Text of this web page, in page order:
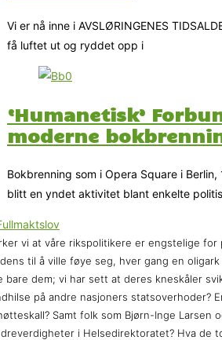
Vi er nå inne i AVSLØRINGENES
få luftet ut og ryddet opp i
‘Humanetisk’
moderne
Bokbrenning som i Opera Square i
blitt en yndet aktivitet blant enkelte
vi at våre rikspolitikere er engstelige for
til å ville føye seg, hver gang en
bare dem; vi har sett at deres kneskåler
på andre nasjoners statsoverhoder?
Samt folk som Bjørn-Inge Larsen
i Helsedirektoratet? Hva de